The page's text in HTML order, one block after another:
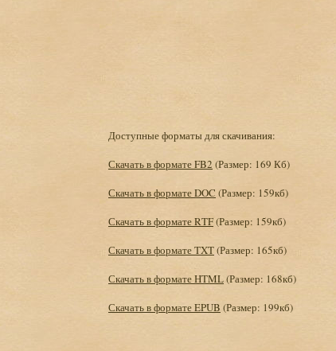
Доступные форматы для скачивания:
Скачать в формате FB2 (Размер: 169 Кб)
Скачать в формате DOC (Размер: 159кб)
Скачать в формате RTF(Размер: 159кб)
Скачать в формате TXT(Размер: 165кб)
Скачать в формате HTML(Размер: 168кб)
Скачать в формате EPUB (Размер: 199кб)